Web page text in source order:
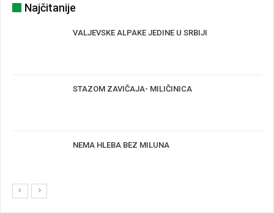
Najčitanije
VALJEVSKE ALPAKE JEDINE U SRBIJI
STAZOM ZAVIČAJA- MILIČINICA
NEMA HLEBA BEZ MILUNA